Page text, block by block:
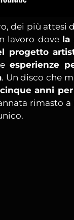
dei più attesi
lavoro dove la
progetto
esperienze
. Un disco che
anni
rimasto